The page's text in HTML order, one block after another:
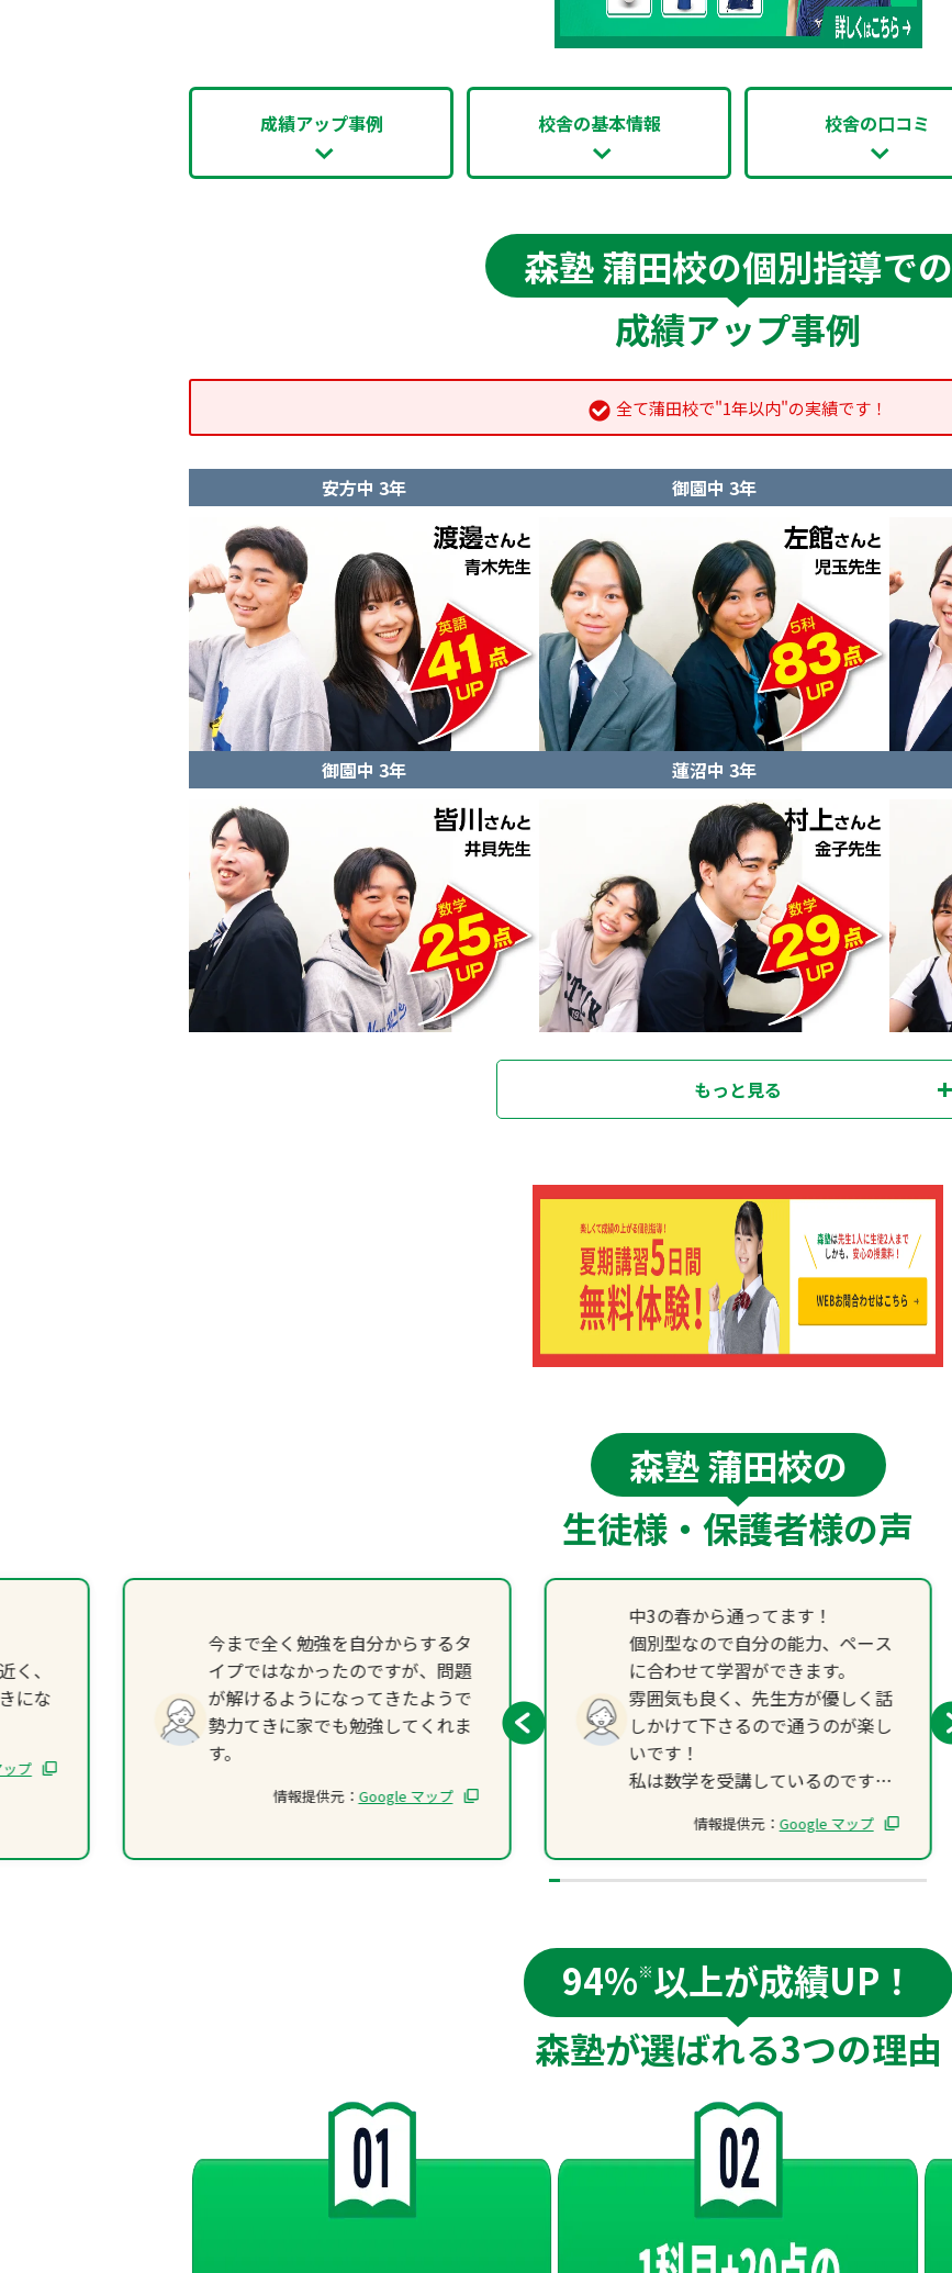
成績アップ事例 校舎の基本情報 校舎の口コミ
森塾 蒲田校の個別指導での
成績アップ事例
全て蒲田校で"1年以内"の実績です！
安方中 3年 御園中 3年
御園中 3年 蓮沼中 3年
もっと見る
森塾 蒲田校の
生徒様・保護者様の声
く、
にな
プ
今まで全く勉強を自分からするタ
イプではなかったのですが、問題
が解けるようになってきたようで
勢力てきに家でも勉強してくれま
す。
情報提供元： Google マップ
中3の春から通ってます！
個別型なので自分の能力、ペース
に合わせて学習ができます。
雰囲気も良く、先生方が優しく話
しかけて下さるので通うのが楽し
いです！
私は数学を受講しているのです
りやすく教えて下さるので、解く
のが楽しいと思えるようになりま
した。
解けるよね等)も聞くことができる
ため定期テストや模試でとても助
かりました！
そして入試対策(志望校のレベルに
あった過去問を解いたり面接練習
いるのも強みだと思います。
私はこのようなサポートのおかげ
で第1志望に推薦で合格できまし
入ってよかったなって思います！
誰かと一緒だとあまり集中できな
情報提供元： Google マップ
94%※以上が成績UP！
森塾が選ばれる3つの理由